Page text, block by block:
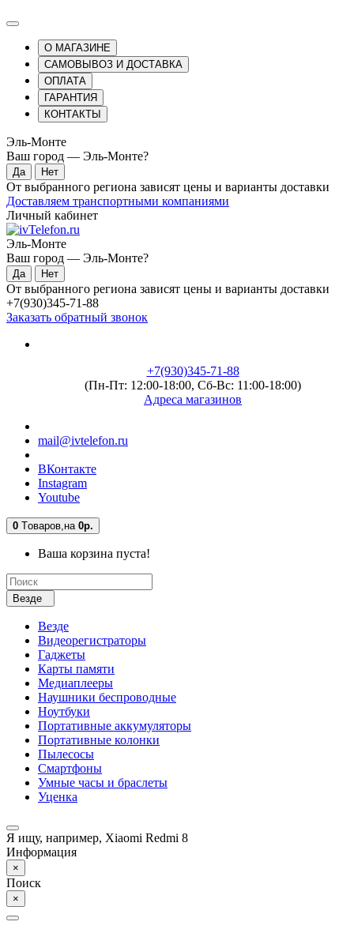
О МАГАЗИНЕ
САМОВЫВОЗ И ДОСТАВКА
ОПЛАТА
ГАРАНТИЯ
КОНТАКТЫ
Эль-Монте
Ваш город — Эль-Монте?
От выбранного региона зависят цены и варианты доставки
Доставляем транспортными компаниями
Личный кабинет
Эль-Монте
Ваш город — Эль-Монте?
От выбранного региона зависят цены и варианты доставки
+7(930)345-71-88
Заказать обратный звонок
+7(930)345-71-88
(Пн-Пт: 12:00-18:00, Сб-Вс: 11:00-18:00)
Адреса магазинов
mail@ivtelefon.ru
ВКонтакте
Instagram
Youtube
0 Tоваров,на 0р.
Ваша корзина пуста!
Везде
Везде
Видеорегистраторы
Гаджеты
Карты памяти
Медиаплееры
Наушники беспроводные
Ноутбуки
Портативные аккумуляторы
Портативные колонки
Пылесосы
Смартфоны
Умные часы и браслеты
Уценка
Я ищу, например, Xiaomi Redmi 8
Информация
×
Поиск
×